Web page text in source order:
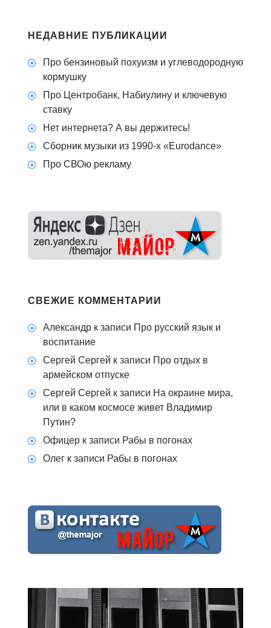
НЕДАВНИЕ ПУБЛИКАЦИИ
Про бензиновый похуизм и углеводородную
кормушку
Про Центробанк, Набиулину и ключевую
ставку
Нет интернета? А вы держитесь!
Сборник музыки из 1990-х «Eurodance»
Про СВОю рекламу
СВЕЖИЕ КОММЕНТАРИИ
Александр к записи Про русский язык и
воспитание
Сергей Сергей к записи Про отдых в
армейском отпуске
Сергей Сергей к записи На окраине мира,
или в каком космосе живет Владимир
Путин?
Офицер к записи Рабы в погонах
Олег к записи Рабы в погонах